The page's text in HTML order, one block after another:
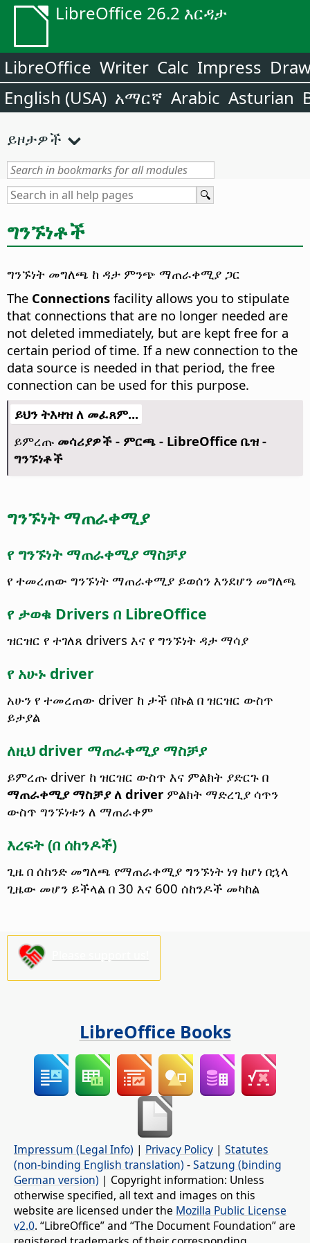
LibreOffice 26.2 እርዳታ
LibreOffice Writer Calc Impress
English (USA) አማርኛ Arabic Asturian
ይዞታዎች
ግንኙነቶች
ግንኙነት መግለጫ ከ ዳታ ምንጭ ማጠራቀሚያ ጋር
The Connections facility allows you to stipulate
that connections that are no longer needed are
not deleted immediately, but are kept free for a
certain period of time. If a new connection to the
data source is needed in that period, the free
connection can be used for this purpose.
ይህን ትእዛዝ ለ መፈጸም...
ይምረጡ መሳሪያዎች - ምርጫ - LibreOffice ቤዝ -
ግንኙነቶች
ግንኙነት ማጠራቀሚያ
የ ግንኙነት ማጠራቀሚያ ማስቻያ
የ ተመረጠው ግንኙነት ማጠራቀሚያ ይወሰን እንደሆን መግለጫ
የ ታወቁ Drivers በ LibreOffice
ዝርዝር የ ተገለጸ drivers እና የ ግንኙነት ዳታ ማሳያ
የ አሁኑ driver
አሁን የ ተመረጠው driver ከ ታች በኩል በ ዝርዝር ውስጥ
ይታያል
ለዚህ driver ማጠራቀሚያ ማስቻያ
ይምረጡ driver ከ ዝርዝር ውስጥ እና ምልክት ያድርጉ በ
ማጠራቀሚያ ማስቻያ ለ driver ምልክት ማድረጊያ ሳጥን
ውስጥ ግንኙነቱን ለ ማጠራቀም
እረፍት (በ ሰከንዶች)
ጊዜ በ ሰከንድ መግለጫ የማጠራቀሚያ ግንኙነት ነፃ ከሆነ በኋላ
ጊዜው መሆን ይችላል በ 30 እና 600 ሰከንዶች መካከል
LibreOffice Books
Impressum (Legal Info) | Privacy Policy | Statutes
(non-binding English translation) -Satzung (binding
German version) | Copyright information: Unless
otherwise specified, all text and images on this
website are licensed under the Mozilla Public License
v2.0. “LibreOffice” and “The Document Foundation” are